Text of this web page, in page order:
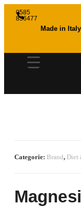
0585
856477
Made in
Categorie: Brand, Diet